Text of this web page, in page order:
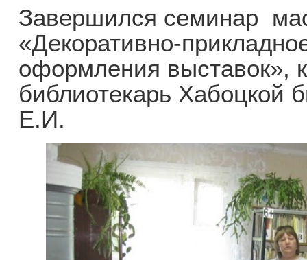
Завершился семинар
«Декоративно-
оформления выставок»,
библиотекарь Хабоцкой
Е.И.